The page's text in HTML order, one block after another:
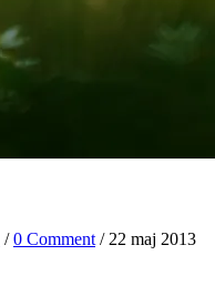
/0 Comment / 22 maj 2013